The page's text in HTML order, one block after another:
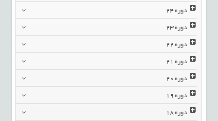
دوره24
دوره23
دوره22
دوره21
دوره20
دوره19
دوره18